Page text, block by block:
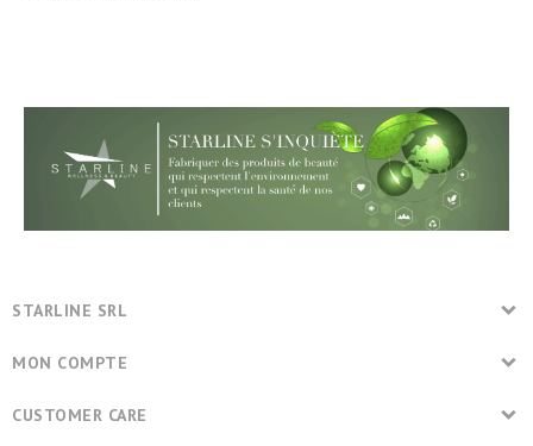
STARLINE SRL
MON COMPTE
CUSTOMER CARE